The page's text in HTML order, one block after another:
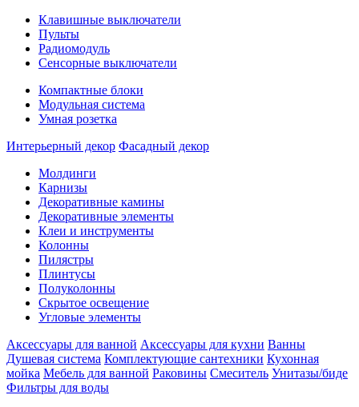
Клавишные выключатели
Пульты
Радиомодуль
Сенсорные выключатели
Компактные блоки
Модульная система
Умная розетка
Интерьерный декор Фасадный декор
Молдинги
Карнизы
Декоративные камины
Декоративные элементы
Клеи и инструменты
Колонны
Пилястры
Плинтусы
Полуколонны
Скрытое освещение
Угловые элементы
Аксессуары для ванной Аксессуары для кухни Ванны
Душевая система Комплектующие сантехники Кухонная
мойка Мебель для ванной Раковины Смеситель Унитазы/биде
Фильтры для воды